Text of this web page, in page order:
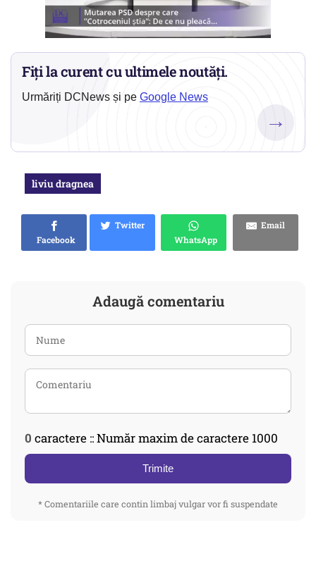
Fiți la curent cu ultimele noutăți.
Urmăriți DCNews și pe Google News
→
liviu dragnea
Facebook
Twitter
WhatsApp
Email
Adaugă comentariu
0 caractere :: Număr maxim de caractere 1000
Trimite
* Comentariile care contin limbaj vulgar vor fi suspendate